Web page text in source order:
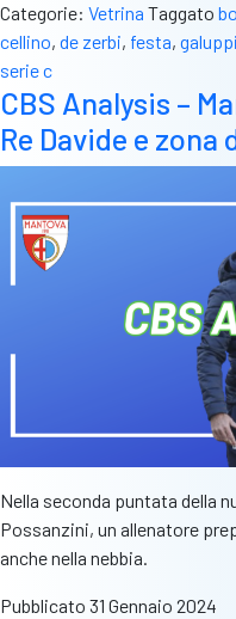
Categorie: Vetrina Taggato
cellino, de zerbi, festa,
serie c
CBS Analysis –
Re Davide e
Nella seconda puntata della
Possanzini, un allenatore
anche nella nebbia.
Pubblicato 31 Gennaio 2024